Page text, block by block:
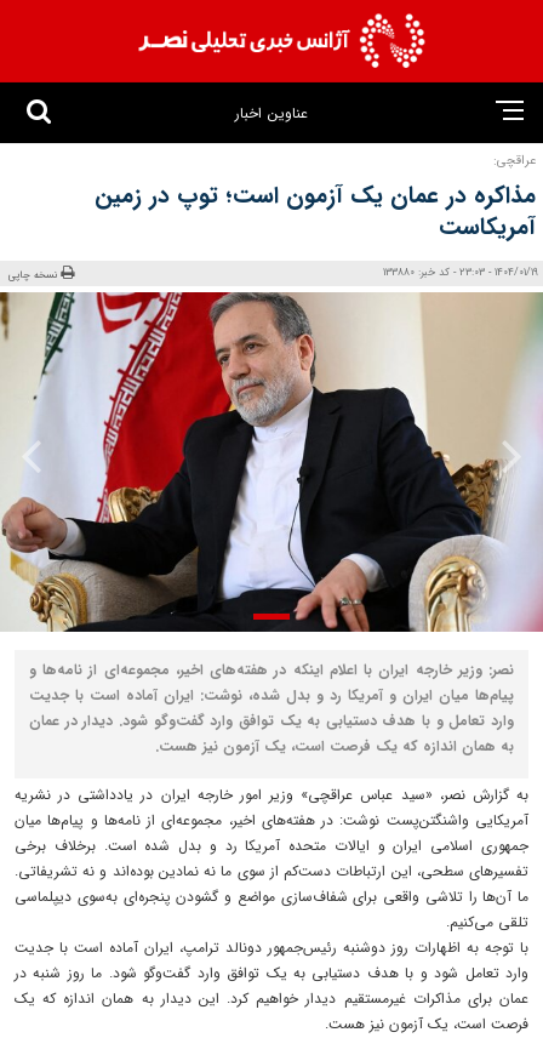
عناوین اخبار
عراقچی:
مذاکره در عمان یک آزمون است؛ توپ در زمین
آمریکاست
1404/01/19 - 23:03 - کد خبر: 133880 نسخه چاپی
نصر: وزیر خارجه ایران با اعلام اینکه در هفته‌های اخیر، مجموعه‌ای از نامه‌ها و
پیام‌ها میان ایران و آمریکا رد و بدل شده، نوشت: ایران آماده است با جدیت
وارد تعامل و با هدف دستیابی به یک توافق وارد گفت‌وگو شود. دیدار در عمان
به همان اندازه که یک فرصت است، یک آزمون نیز هست.
به گزارش نصر، «سید عباس عراقچی» وزیر امور خارجه ایران در یادداشتی در نشریه
آمریکایی واشنگتن‌پست نوشت: در هفته‌های اخیر، مجموعه‌ای از نامه‌ها و پیام‌ها میان
جمهوری اسلامی ایران و ایالات متحده آمریکا رد و بدل شده است. برخلاف برخی
تفسیرهای سطحی، این ارتباطات دست‌کم از سوی ما نه نمادین بوده‌اند و نه تشریفاتی.
ما آن‌ها را تلاشی واقعی برای شفاف‌سازی مواضع و گشودن پنجره‌ای به‌سوی دیپلماسی
تلقی می‌کنیم.
با توجه به اظهارات روز دوشنبه رئیس‌جمهور دونالد ترامپ، ایران آماده است با جدیت
وارد تعامل شود و با هدف دستیابی به یک توافق وارد گفت‌وگو شود. ما روز شنبه در
عمان برای مذاکرات غیرمستقیم دیدار خواهیم کرد. این دیدار به همان اندازه که یک
فرصت است، یک آزمون نیز هست.